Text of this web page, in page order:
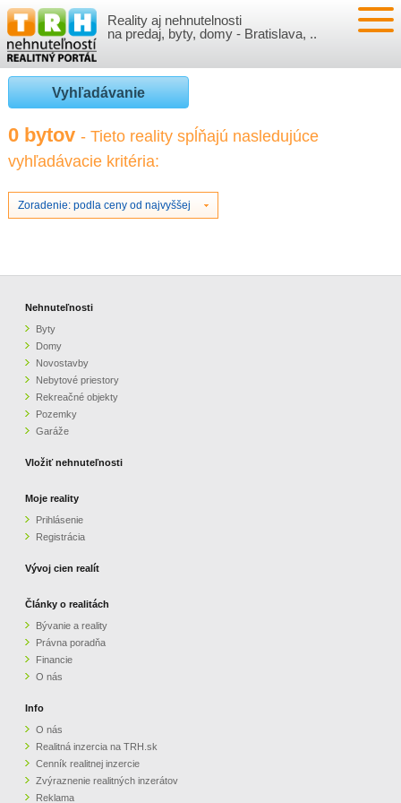
Reality aj nehnutelnosti
na predaj, byty, domy - Bratislava, ..
NEHNUTEĽNOSTI
BYTY
NOVOSTAVBY
NEBYTOVÉ PRIESTORY
GARÁŽE
VLOŽIŤ NEHNUTEĽNOSTI
PRIHLÁSENIE
REGISTRÁCIA
VÝVOJ CIEN REALÍT
ČLÁNKY O REALITÁCH
O NÁS
CENNÍK REALITNEJ INZERCIE
ZVÝRAZNENIE REALITNÝCH INZERÁTOV
PARTNERI
OBCHODNÉ PODMIENKY
KONTAKT
Vyhľadávanie
0 bytov - Tieto reality spĺňajú nasledujúce
vyhľadávacie kritéria:
Zoradenie: podla ceny od najvyššej
Nehnuteľnosti
Byty
Domy
Novostavby
Nebytové priestory
Rekreačné objekty
Pozemky
Garáže
Vložiť nehnuteľnosti
Moje reality
Prihlásenie
Registrácia
Vývoj cien realít
Články o realitách
Bývanie a reality
Právna poradňa
Financie
O nás
Info
O nás
Realitná inzercia na TRH.sk
Cenník realitnej inzercie
Zvýraznenie realitných inzerátov
Reklama